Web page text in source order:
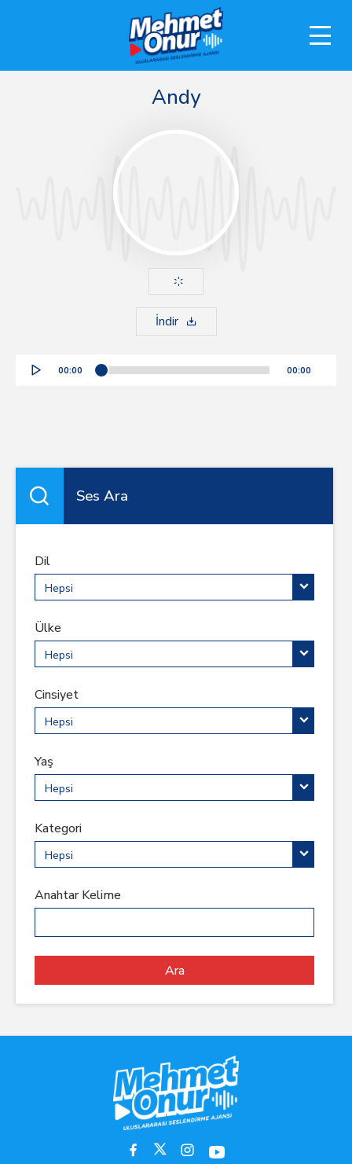
Ses Ara
Dil
Hepsi
Ülke
Hepsi
Cinsiyet
Hepsi
Yaş
Hepsi
Kategori
Hepsi
Anahtar Kelime
Andy
İndir
Audio
Player
00:00 00:00